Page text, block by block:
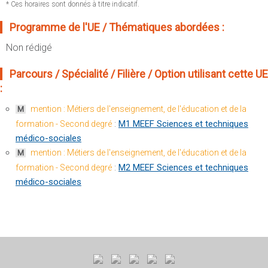
Sportives)
UFR FS (Chimie, Mathématique, Physique)
Informatique (Département Composante)
Fermer
Intranet des personnels
Moodle
Messagerie
Stage et emploi
Portefeuille d'Expériences et
de Compétences
Fermer
* Ces horaires sont donnés à titre indicatif.
Programme de l'UE / Thématiques abordées :
Non rédigé
Parcours / Spécialité / Filière / Option utilisant cette UE
:
M
mention : Métiers de l'enseignement, de l'éducation et de la
formation - Second degré : M1 MEEF Sciences et techniques
médico-sociales
M
mention : Métiers de l'enseignement, de l'éducation et de la
formation - Second degré : M2 MEEF Sciences et techniques
médico-sociales